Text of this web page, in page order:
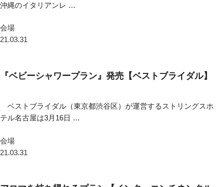
沖縄のイタリアンレ …
会場
21.03.31
『ベビーシャワープラン』発売【ベストブライダル】
ベストブライダル（東京都渋谷区）が運営するストリングスホ
テル名古屋は3月16日 …
会場
21.03.31